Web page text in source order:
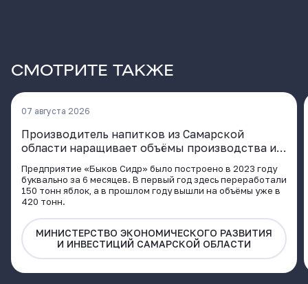
СМОТРИТЕ ТАКЖЕ
07 августа 2026
Производитель напитков из Самарской
области наращивает объёмы производства и
расширяет географию поставок
Предприятие «Быков Сидр» было построено в 2023 году
буквально за 6 месяцев. В первый год здесь переработали
150 тонн яблок, а в прошлом году вышли на объёмы уже в
420 тонн.
МИНИСТЕРСТВО ЭКОНОМИЧЕСКОГО РАЗВИТИЯ
И ИНВЕСТИЦИЙ САМАРСКОЙ ОБЛАСТИ